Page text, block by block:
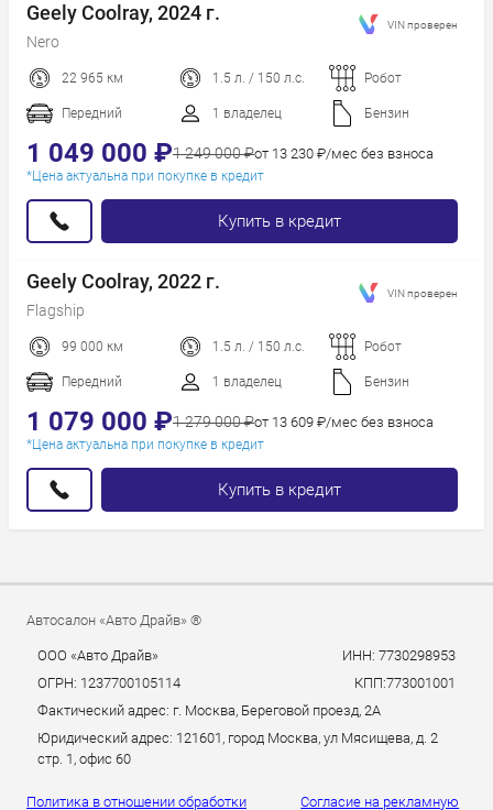
Geely Coolray, 2024 г.
Nero
22 965 км 1.5 л. / 150 л.с. Робот
Передний 1 владелец Бензин
1 049 000 ₽1 249 000 ₽от 13 230 ₽/мес без взноса
*Цена актуальна при покупке в кредит
Купить в кредит
VIN проверен
Geely Coolray, 2022 г.
Flagship
99 000 км 1.5 л. / 150 л.с. Робот
Передний 1 владелец Бензин
1 079 000 ₽1 279 000 ₽от 13 609 ₽/мес без взноса
*Цена актуальна при покупке в кредит
Купить в кредит
VIN проверен
Автосалон «Авто Драйв» ®
ООО «Авто Драйв»
ИНН: 7730298953
ОГРН: 1237700105114
КПП:773001001
Фактический адрес: г. Москва, Береговой проезд, 2А
Юридический адрес: 121601, город Москва, ул Мясищева, д. 2
стр. 1, офис 60
Политика в отношении обработки Согласие на рекламную